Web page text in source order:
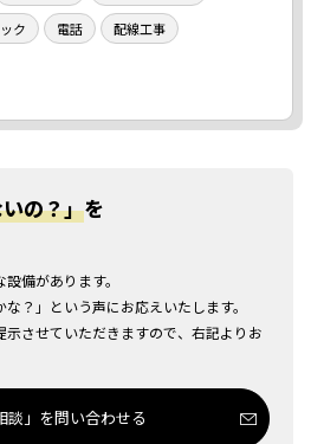
ク 電話
配線工事
の？」を
備があります。
な？」という声にお応えいたします。
示させていただきますので、右記よりお
談」を問い合わせる